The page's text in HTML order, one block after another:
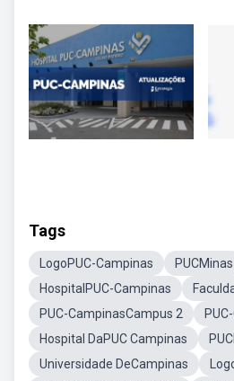
Tags
LogoPUC-Campinas
PUCMinas
HospitalPUC-Campinas
PUC-CampinasCampus 2
Hospital DaPUC Campinas
Universidade DeCampinas